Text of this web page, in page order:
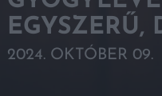
EGYSZERŰ,
2024. OKTÓBER 09.